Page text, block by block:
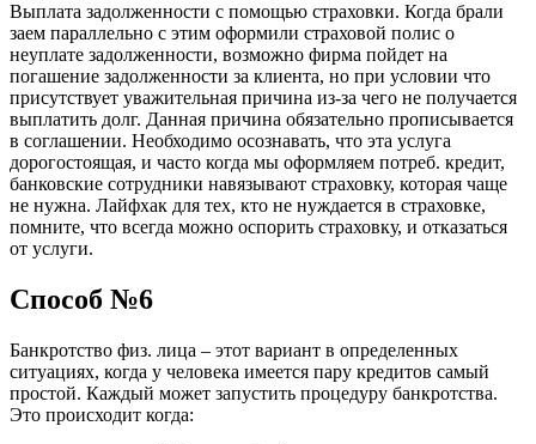
Выплата задолженности с помощью страховки. Когда брали
заем параллельно с этим оформили страховой полис о
неуплате задолженности, возможно фирма пойдет на
погашение задолженности за клиента, но при условии что
присутствует уважительная причина из-за чего не получается
выплатить долг. Данная причина обязательно прописывается
в соглашении. Необходимо осознавать, что эта услуга
дорогостоящая, и часто когда мы оформляем потреб. кредит,
банковские сотрудники навязывают страховку, которая чаще
не нужна. Лайфхак для тех, кто не нуждается в страховке,
помните, что всегда можно оспорить страховку, и отказаться
от услуги.
Способ №6
Банкротство физ. лица – этот вариант в определенных
ситуациях, когда у человека имеется пару кредитов самый
простой. Каждый может запустить процедуру банкротства.
Это происходит когда: